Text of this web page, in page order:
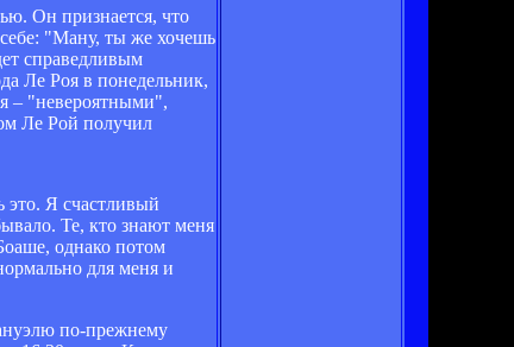
Он признается, что
себе: "Ману, ты же хочешь
справедливым
Ле Роя в понедельник,
– "невероятными",
Ле Рой получил
Я счастливый
Те, кто знают меня
однако потом
для меня и
по-прежнему